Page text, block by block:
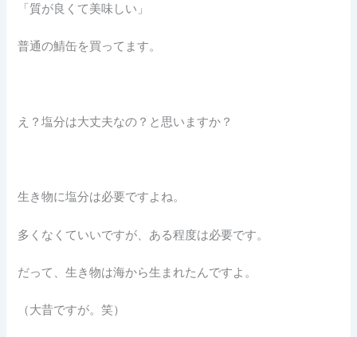
「質が良くて美味しい」
普通の鯖缶を買ってます。
え？塩分は大丈夫なの？と思いますか？
生き物に塩分は必要ですよね。
多くなくていいですが、ある程度は必要です。
だって、生き物は海から生まれたんですよ。
（大昔ですが。笑）